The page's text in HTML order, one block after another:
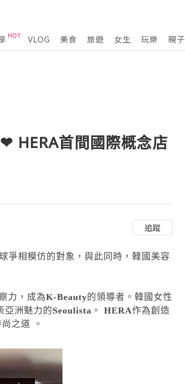
VLOG 美食 旅遊 女生 玩樂 親子
HERA首間國際概念店
追蹤
爭相模仿的對象，與此同時，韓國美容
力， 成為K-Beauty的領導者。韓國女性
亞洲魅力的Seoulista 。 HERA作為創造
尚之道 。